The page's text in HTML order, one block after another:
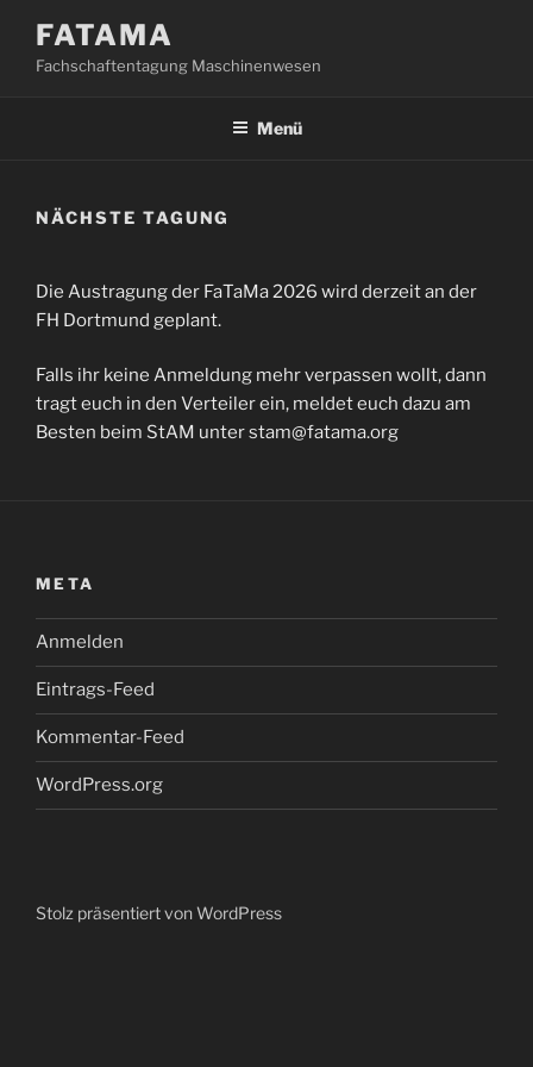
Inhalt
springen
FATAMA
Fachschaftentagung Maschinenwesen
Menü
NÄCHSTE TAGUNG
Die Austragung der FaTaMa 2026 wird derzeit an der
FH Dortmund geplant.
Falls ihr keine Anmeldung mehr verpassen wollt, dann
tragt euch in den Verteiler ein, meldet euch dazu am
Besten beim StAM unter stam@fatama.org
META
Anmelden
Eintrags-Feed
Kommentar-Feed
WordPress.org
Stolz präsentiert von WordPress